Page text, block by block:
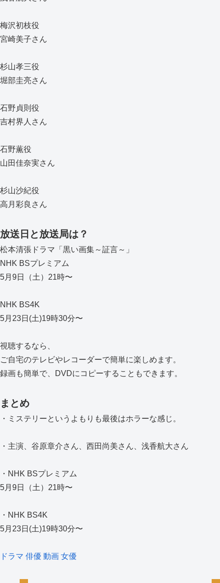
梅沢初枝役
宮崎美子さん
杉山孝三役
堀部圭亮さん
石野貞則役
吉村界人さん
石野薫役
山田佳奈実さん
杉山沙紀役
高月彩良さん
放送日と放送局は？
松本清張ドラマ「黒い画集～証言～」
NHK BSプレミアム
5月9日（土）21時〜
NHK BS4K
5月23日(土)19時30分〜
視聴するなら、
ご自宅のテレビやレコーダーで簡単に楽しめます。
録画も簡単で、DVDにコピーすることもできます。
まとめ
・ミステリーというよもりも最後はホラーな感じ。
・主演、谷原章介さん、西田尚美さん、浅香航大さん
・NHK BSプレミアム
5月9日（土）21時〜
・NHK BS4K
5月23日(土)19時30分〜
ドラマ 俳優 動画 女優